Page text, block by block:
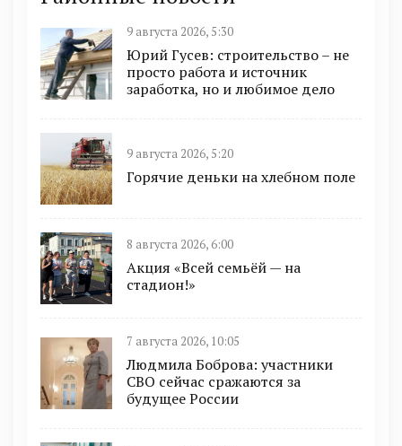
9 августа 2026, 5:30
Юрий Гусев: строительство – не
просто работа и источник
заработка, но и любимое дело
9 августа 2026, 5:20
Горячие деньки на хлебном поле
8 августа 2026, 6:00
Акция «Всей семьёй — на
стадион!»
7 августа 2026, 10:05
Людмила Боброва: участники
СВО сейчас сражаются за
будущее России